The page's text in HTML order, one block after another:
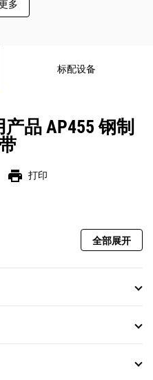
带式犁设计可将物料推离履
多
标配设备
品 AP455 钢制
print 打印
全部展开